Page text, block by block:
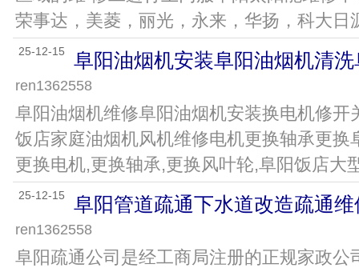
荣事达，美菱，丽光，永来，华扬，科大日
25-12-15 阜阳油烟机安装阜阳油烟机清
ren1362558
阜阳油烟机维修阜阳油烟机安装换电机修
饭店家庭油烟机风机维修电机更换轴承更
更换电机,更换轴承,更换风叶轮,阜阳饭店大
25-12-15 阜阳管道疏通下水道改造疏通
ren1362558
阜阳疏通公司是经工商局注册的正规家政